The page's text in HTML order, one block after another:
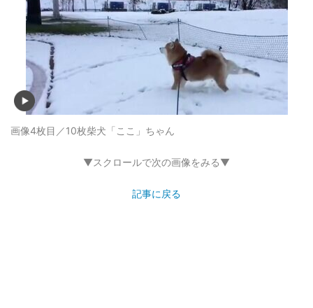
画像4枚目／10枚柴犬「ここ」ちゃん
▼スクロールで次の画像をみる▼
記事に戻る